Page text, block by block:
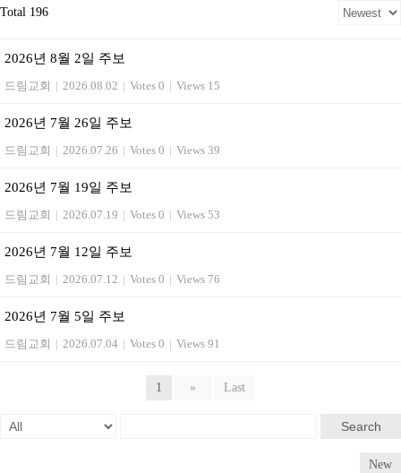
Total 196
2026년 8월 2일 주보
드림교회 | 2026.08.02 | Votes 0 | Views 15
2026년 7월 26일 주보
드림교회 | 2026.07.26 | Votes 0 | Views 39
2026년 7월 19일 주보
드림교회 | 2026.07.19 | Votes 0 | Views 53
2026년 7월 12일 주보
드림교회 | 2026.07.12 | Votes 0 | Views 76
2026년 7월 5일 주보
드림교회 | 2026.07.04 | Votes 0 | Views 91
1 » Last
Search
New